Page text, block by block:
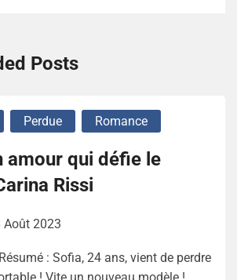
Posts
Perdue Romance
amour qui défie le
Rissi
Août 2023
: Sofia, 24 ans, vient de perdre
! Vite un nouveau modèle !